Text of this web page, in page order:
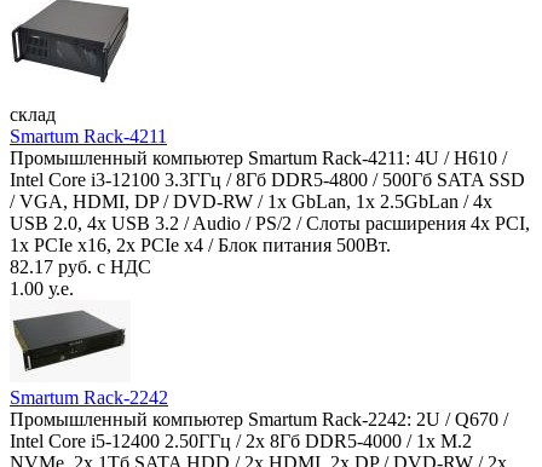
склад
Smartum Rack-4211
Промышленный компьютер Smartum Rack-4211: 4U / H610 /
Intel Core i3-12100 3.3ГГц / 8Гб DDR5-4800 / 500Гб SATA SSD
/ VGA, HDMI, DP / DVD-RW / 1x GbLan, 1x 2.5GbLan / 4x
USB 2.0, 4x USB 3.2 / Audio / PS/2 / Слоты расширения 4x PCI,
1x PCIe x16, 2x PCIe x4 / Блок питания 500Вт.
82.17 руб. с НДС
1.00 у.е.
Smartum Rack-2242
Промышленный компьютер Smartum Rack-2242: 2U / Q670 /
Intel Core i5-12400 2.50ГГц / 2x 8Гб DDR5-4000 / 1x M.2
NVMe, 2x 1Тб SATA HDD / 2x HDMI, 2x DP / DVD-RW / 2x